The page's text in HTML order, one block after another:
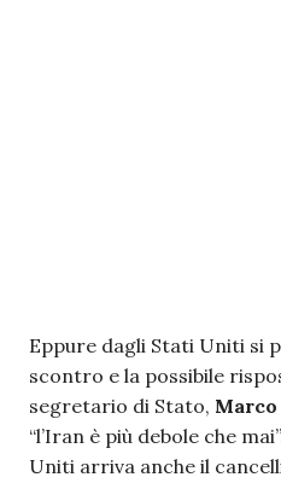
Eppure dagli Stati Uniti si
scontro e la possibile
segretario di Stato, Marco
“l’Iran è più debole che
Uniti arriva anche il